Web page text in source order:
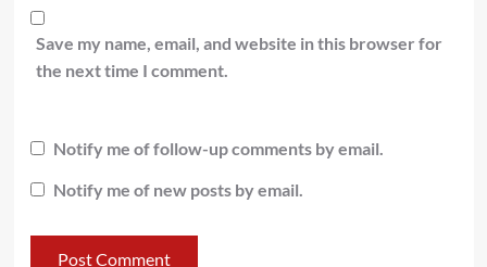
Save my name, email, and website in this browser for
the next time I comment.
Notify me of follow-up comments by email.
Notify me of new posts by email.